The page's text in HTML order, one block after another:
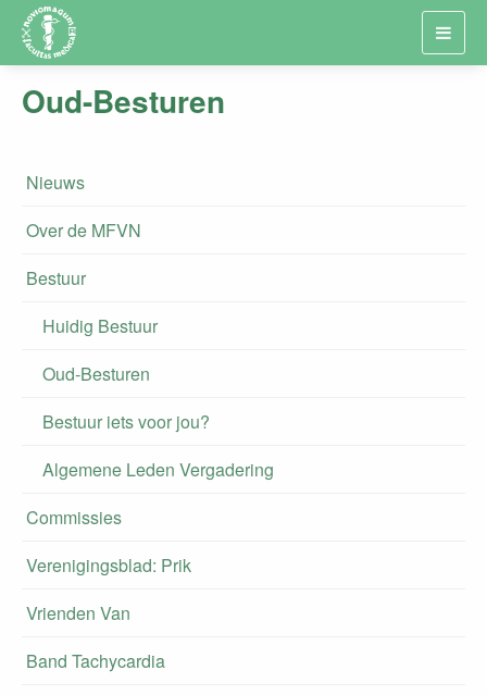
Oud-Besturen
Nieuws
Over de MFVN
Bestuur
Huidig Bestuur
Oud-Besturen
Bestuur iets voor jou?
Algemene Leden Vergadering
Commissies
Verenigingsblad: Prik
Vrienden Van
Band Tachycardia